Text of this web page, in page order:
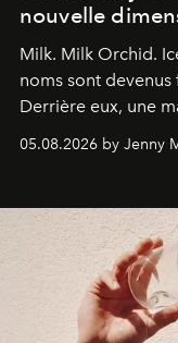
nouvelle
Milk. Milk Orchid.
noms sont
Derrière eux, une
codes de la
une approche
05.08.2026 by Jenny